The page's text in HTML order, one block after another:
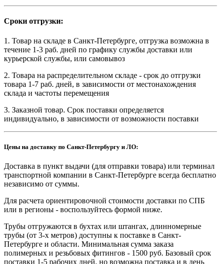
Сроки отгрузки:
1. Товар на складе в Санкт-Петербурге, отгрузка возможна в
течение 1-3 раб. дней по графику службы доставки или
курьерской службы, или самовывоз
2. Товара на распределительном складе - срок до отгрузки
товара 1-7 раб. дней, в зависимости от местонахождения
склада и частоты перемещения
3. Заказной товар. Срок поставки определяется
индивидуально, в зависимости от возможности поставки
Цены на доставку по Санкт-Петербургу и ЛО:
Доставка в пункт выдачи (для отправки товара) или терминал
транспортной компании в Санкт-Петербурге всегда бесплатно
независимо от суммы.
Для расчета ориентировочной стоимости доставки по СПБ
или в регионы - воспользуйтесь формой ниже.
Трубы отгружаются в бухтах или штангах, длинномерные
трубы (от 3-х метров) доступны к поставке в Санкт-
Петербурге и области. Минимальная сумма заказа
полимерных и резьбовых фитингов - 1500 руб. Базовый срок
поставки 1-5 рабочих дней, но возможна поставка и в день